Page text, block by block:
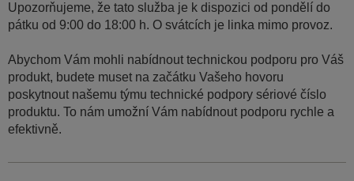
Upozorňujeme, že tato služba je k dispozici od pondělí do
pátku od 9:00 do 18:00 h. O svátcích je linka mimo provoz.
Abychom Vám mohli nabídnout technickou podporu pro Váš
produkt, budete muset na začátku Vašeho hovoru
poskytnout našemu týmu technické podpory sériové číslo
produktu. To nám umožní Vám nabídnout podporu rychle a
efektivně.